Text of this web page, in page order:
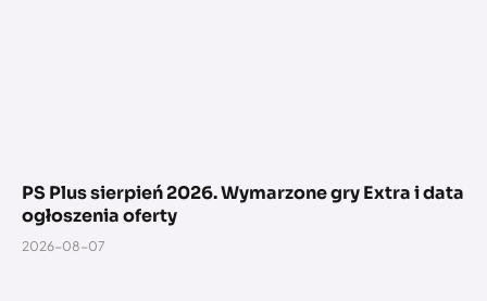
PS Plus sierpień 2026. Wymarzone gry Extra i data
ogłoszenia oferty
2026-08-07